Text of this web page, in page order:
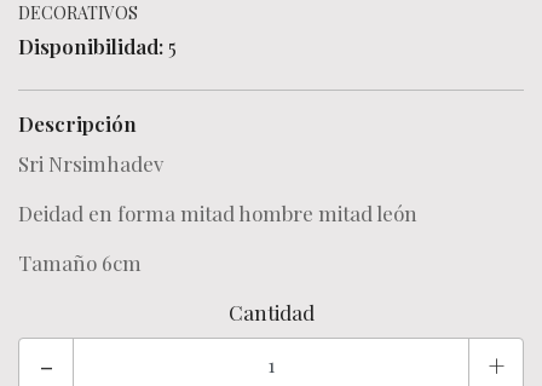
DECORATIVOS
Disponibilidad: 5
Descripción
Sri Nrsimhadev
Deidad en forma mitad hombre mitad león
Tamaño 6cm
Cantidad
- +